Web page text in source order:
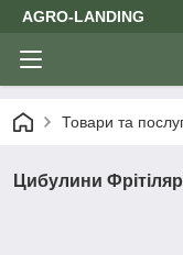
AGRO-LANDING
Товари та
Цибулини